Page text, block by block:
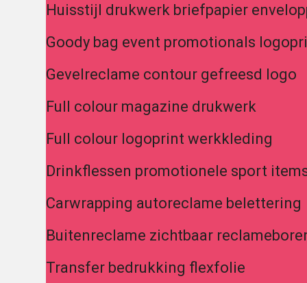
Huisstijl drukwerk briefpapier
Goody bag event promotionals
Gevelreclame contour gefreesd logo
Full colour magazine drukwerk
Full colour logoprint werkkleding
Drinkflessen promotionele sport
Carwrapping autoreclame belettering
Buitenreclame zichtbaar
Transfer bedrukking flexfolie